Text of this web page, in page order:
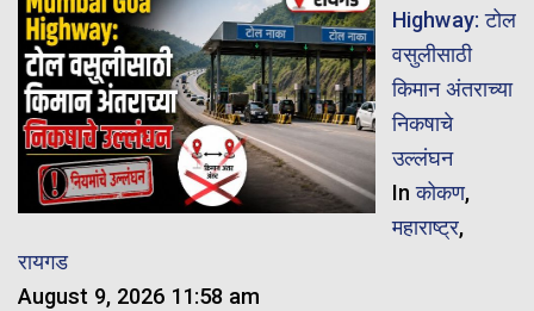
Highway: टोल
वसुलीसाठी
किमान अंतराच्या
निकषाचे
उल्लंघन
Inकोकण,
महाराष्ट्र,
रायगड
August 9, 2026 11:58 am